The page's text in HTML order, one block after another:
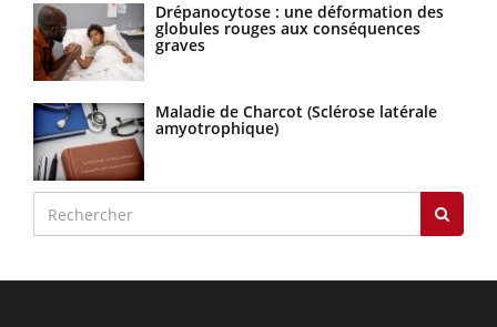
Drépanocytose : une déformation des
globules rouges aux conséquences
graves
Maladie de Charcot (Sclérose latérale
amyotrophique)